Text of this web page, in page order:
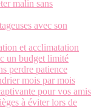
malin sans
avec son
et acclimatation
un budget limité
perdre patience
mois par mois
pour vos amis
à éviter lors de